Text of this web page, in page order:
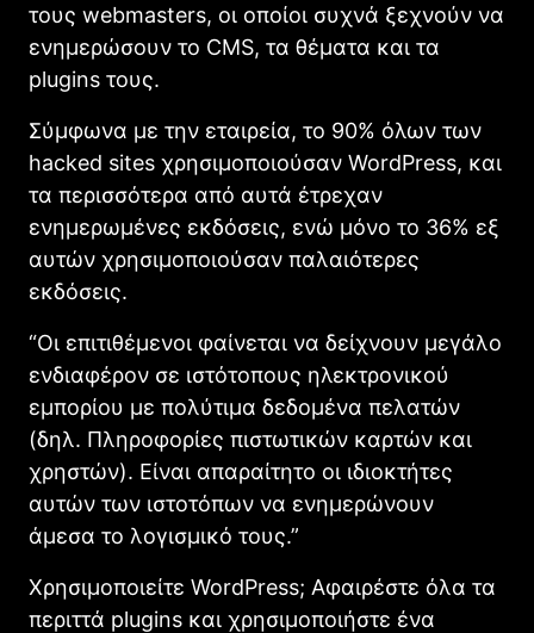
τους webmasters, οι οποίοι συχνά ξεχνούν να
ενημερώσουν το CMS, τα θέματα και τα
plugins τους.
Σύμφωνα με την εταιρεία, το 90% όλων των
hacked sites χρησιμοποιούσαν WordPress, και
τα περισσότερα από αυτά έτρεχαν
ενημερωμένες εκδόσεις, ενώ μόνο το 36% εξ
αυτών χρησιμοποιούσαν παλαιότερες
εκδόσεις.
“Οι επιτιθέμενοι φαίνεται να δείχνουν μεγάλο
ενδιαφέρον σε ιστότοπους ηλεκτρονικού
εμπορίου με πολύτιμα δεδομένα πελατών
(δηλ. Πληροφορίες πιστωτικών καρτών και
χρηστών). Είναι απαραίτητο οι ιδιοκτήτες
αυτών των ιστοτόπων να ενημερώνουν
άμεσα το λογισμικό τους.”
Χρησιμοποιείτε WordPress; Αφαιρέστε όλα τα
περιττά plugins και χρησιμοποιήστε ένα